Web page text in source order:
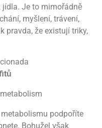
Je to mimořádně
myšlení, trávení,
pravda, že existují triky,
podpoříte
Bohužel však